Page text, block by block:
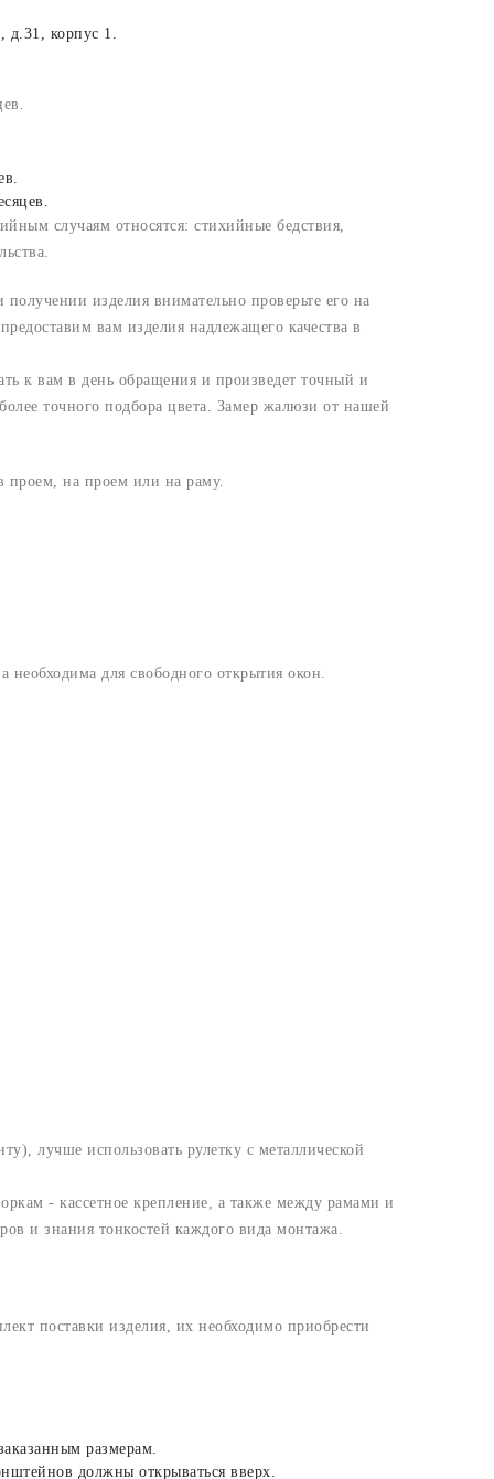
корпус 1.
случаям относятся: стихийные бедствия,
изделия внимательно проверьте его на
вам изделия надлежащего качества в
к вам в день обращения и произведет точный и
точного подбора цвета. Замер жалюзи от нашей
проем, на проем или на раму.
для свободного открытия окон.
лучше использовать рулетку с металлической
- кассетное крепление, а также между рамами и
и знания тонкостей каждого вида монтажа.
поставки изделия, их необходимо приобрести
размерам.
должны открываться вверх.